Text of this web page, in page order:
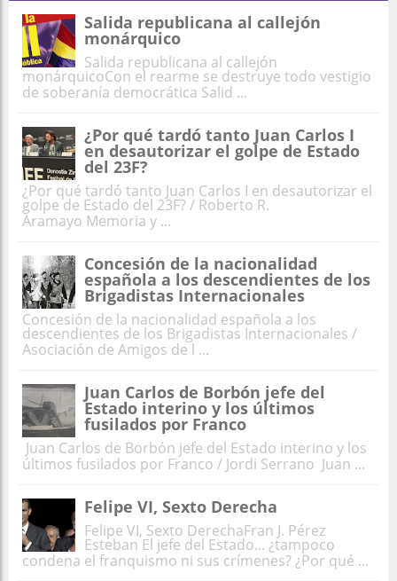
Salida republicana al callejón
monárquico
Salida republicana al callejón
monárquicoCon el rearme se destruye todo vestigio
de soberanía democrática Salid ...
¿Por qué tardó tanto Juan Carlos I
en desautorizar el golpe de Estado
del 23F?
¿Por qué tardó tanto Juan Carlos I en desautorizar el
golpe de Estado del 23F? / Roberto R.
Aramayo Memoria y ...
Concesión de la nacionalidad
española a los descendientes de los
Brigadistas Internacionales
Concesión de la nacionalidad española a los
descendientes de los Brigadistas Internacionales /
Asociación de Amigos de l ...
Juan Carlos de Borbón jefe del
Estado interino y los últimos
fusilados por Franco
Juan Carlos de Borbón jefe del Estado interino y los
últimos fusilados por Franco / Jordi Serrano Juan ...
Felipe VI, Sexto Derecha
Felipe VI, Sexto DerechaFran J. Pérez
Esteban El jefe del Estado... ¿tampoco
condena el franquismo ni sus crímenes? ¿Por qué ...